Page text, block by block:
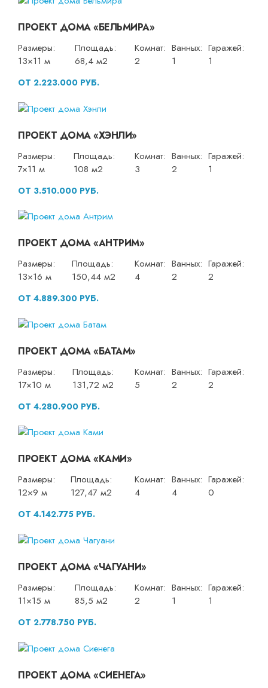
ПРОЕКТ ДОМА «БЕЛЬМИРА»
Размеры:
13×11 м
Площадь:
68,4 м2
Комнат:
2
Ванных:
1
Гаражей:
1
ОТ 2.223.000 РУБ.
ПРОЕКТ ДОМА «ХЭНЛИ»
Размеры:
7×11 м
Площадь:
108 м2
Комнат:
3
Ванных:
2
Гаражей:
1
ОТ 3.510.000 РУБ.
ПРОЕКТ ДОМА «АНТРИМ»
Размеры:
13×16 м
Площадь:
150,44 м2
Комнат:
4
Ванных:
2
Гаражей:
2
ОТ 4.889.300 РУБ.
ПРОЕКТ ДОМА «БАТАМ»
Размеры:
17×10 м
Площадь:
131,72 м2
Комнат:
5
Ванных:
2
Гаражей:
2
ОТ 4.280.900 РУБ.
ПРОЕКТ ДОМА «КАМИ»
Размеры:
12×9 м
Площадь:
127,47 м2
Комнат:
4
Ванных:
4
Гаражей:
0
ОТ 4.142.775 РУБ.
ПРОЕКТ ДОМА «ЧАГУАНИ»
Размеры:
11×15 м
Площадь:
85,5 м2
Комнат:
2
Ванных:
1
Гаражей:
1
ОТ 2.778.750 РУБ.
ПРОЕКТ ДОМА «СИЕНЕГА»